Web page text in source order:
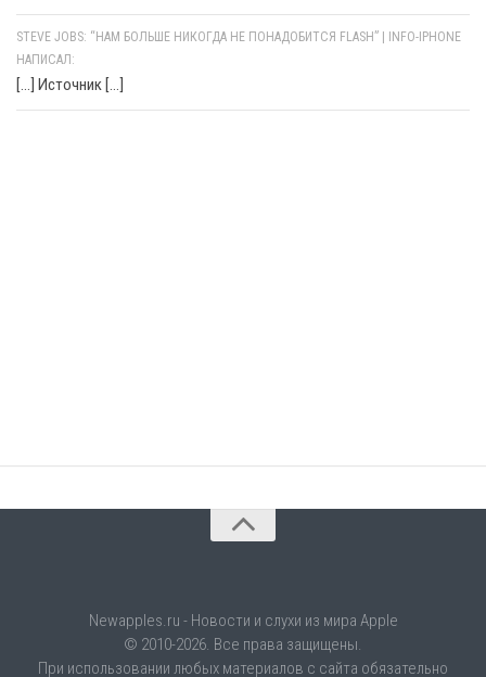
STEVE JOBS: “НАМ БОЛЬШЕ НИКОГДА НЕ ПОНАДОБИТСЯ FLASH” | INFO-IPHONE
НАПИСАЛ:
[…] Источник […]
Newapples.ru - Новости и слухи из мира Apple
© 2010-2026. Все права защищены.
При использовании любых материалов с сайта обязательно